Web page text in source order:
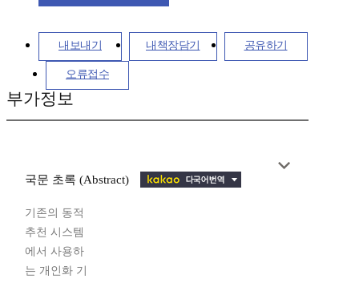
내보내기 내책장담기 공유하기
오류접수
부가정보
국문 초록 (Abstract)
기존의 동적
추천 시스템
에서 사용하
는 개인화 기